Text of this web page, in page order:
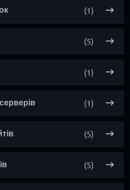
(1)
(5)
(1)
(1)
(5)
(5)